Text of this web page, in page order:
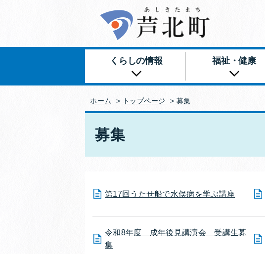
くらしの情報 福祉・健康
ホーム > トップページ > 募集
募集
第17回うたせ船で水俣病を学ぶ講座
令和8年度 成年後見講演会 受講生募
集